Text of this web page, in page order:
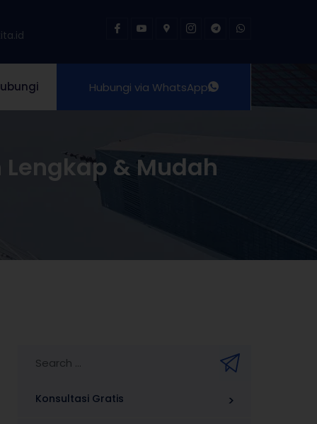
Hubungi via WhatsApp
& Mudah
Konsultasi Gratis